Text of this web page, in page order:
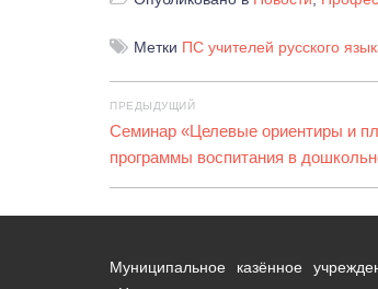
Метки ПС учителей русского
Навигация
по
записям
ПРЕДЫДУЩИЙ
Предыдущая
запись:
Семинар «Целевые ориентиры и
программы воспитания в
Муниципальное казённое